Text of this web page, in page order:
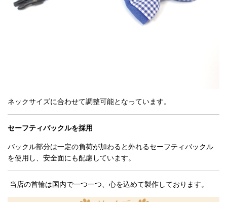
ネックサイズに合わせて調整可能となっています。
セーフティバックルを採用
バックル部分は一定の負荷が加わると外れるセーフティバックル
を使用し、安全面にも配慮しています。
当店の首輪は国内で一つ一つ、心を込めて製作しております。